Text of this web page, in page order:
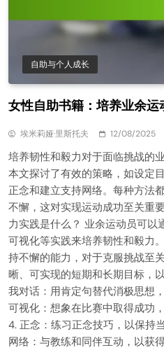
自助与个人成长
女性自助书籍：培养业余运
埃米莉娅·里斯托夫 12/08/2025
培养韧性和毅力对于面临挑战的
本文探讨了有效的策略，如设定
正念和建立支持网络。每种方法
不懈，这对实现运动成功至关重
力实践是什么？ 业余运动员可以
可视化等实践来培养韧性和毅力
持不懈的能力，对于克服挑战至
晰、可实现的短期和长期目标，
我对话：用肯定句替代消极思想
可视化：想象在比赛中取得成功
4. 正念：练习正念技巧，以保持
网络：与教练和同伴互动，以获